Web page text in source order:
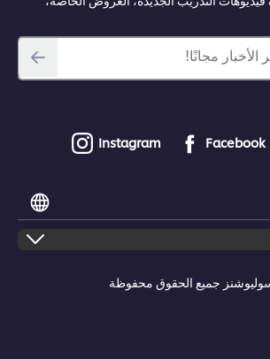
مجانًا!
Facebook
Instagram